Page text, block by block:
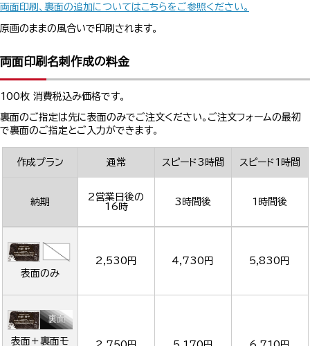
両面印刷、裏面の追加についてはこちらをご参照ください。
原画のままの風合いで印刷されます。
両面印刷名刺作成の料金
100枚 消費税込み価格です。
裏面のご指定は先に表面のみでご注文ください。ご注文フォームの最初
で裏面のご指定とご入力ができます。
作成プラン 通常 スピード3時間 スピード1時間
納期
2営業日後の
16時
3時間後 1時間後
表面のみ
2,530円 4,730円 5,830円
表面＋裏面モ